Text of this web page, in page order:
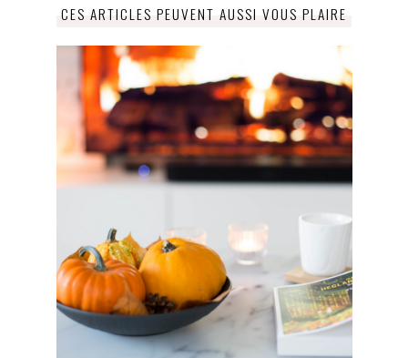
CES ARTICLES PEUVENT AUSSI VOUS PLAIRE